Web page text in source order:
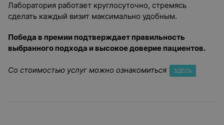
Лаборатория работает круглосуточно, стремясь
сделать каждый визит максимально удобным.
Победа в премии подтверждает правильность
выбранного подхода и высокое доверие пациентов.
Со стоимостью услуг можно ознакомиться ЗДЕСЬ